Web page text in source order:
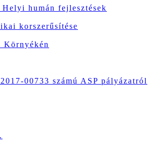
humán fejlesztések
korszerűsítése
Környékén
00733 számú ASP pályázatról